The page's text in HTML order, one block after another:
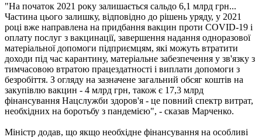
"На початок 2021 року залишається сальдо 6,1 млрд грн...
Частина цього залишку, відповідно до рішень уряду, у 2021
році вже направлена ​​на придбання вакцин проти COVID-19 і
оплату послуг з вакцинації, завершення надання одноразової
матеріальної допомоги підприємцям, які можуть втратити
доходи під час карантину, матеріальне забезпечення у зв'язку з
тимчасовою втратою працездатності і виплати допомоги з
безробіття. З огляду на зазначене загальний обсяг коштів на
закупівлю вакцин - 4 млрд грн, також є 17,3 млрд
фінансування Нацслужби здоров'я - це повний спектр витрат,
необхідних на боротьбу з пандемією", - сказав Марченко.
Міністр додав, що якщо необхідне фінансування на особливі